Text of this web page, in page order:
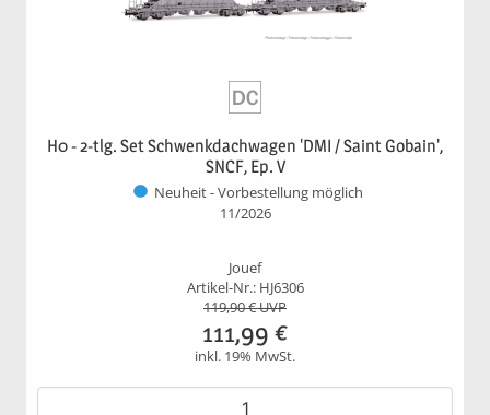
H0 - 2-tlg. Set Schwenkdachwagen 'DMI / Saint Gobain',
SNCF, Ep. V
Neuheit - Vorbestellung möglich
11/2026
Jouef
Artikel-Nr.: HJ6306
119,90€ UVP
111,99 €
inkl. 19% MwSt.